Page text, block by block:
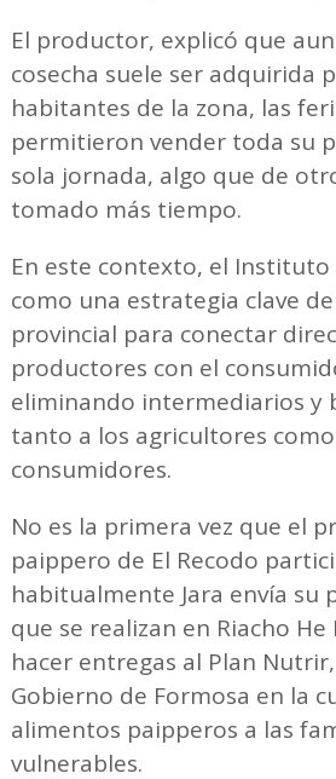
El productor, explicó que
cosecha suele ser adquirida
habitantes de la zona, las
permitieron vender toda su
sola jornada, algo que de
tomado más tiempo.
En este contexto, el Instituto
como una estrategia clave
provincial para conectar
productores con el
eliminando intermediarios y
tanto a los agricultores
consumidores.
No es la primera vez que el
paippero de El Recodo
habitualmente Jara envía su
que se realizan en Riacho He
hacer entregas al Plan
Gobierno de Formosa en la
alimentos paipperos a las
vulnerables.